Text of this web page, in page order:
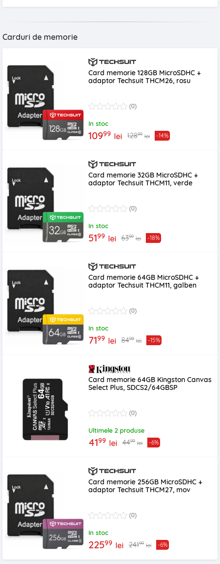
Carduri de memorie
Card memorie 128GB MicroSDHC +
adaptor Techsuit THCM26, rosu
(0)
In stoc
10999 lei 12899 lei -14%
Card memorie 32GB MicroSDHC +
adaptor Techsuit THCM11, verde
(0)
In stoc
5199 lei 6399 lei -18%
Card memorie 64GB MicroSDHC +
adaptor Techsuit THCM11, galben
(0)
In stoc
7199 lei 8499 lei -15%
Card memorie 64GB Kingston Canvas
Select Plus, SDCS2/64GBSP
(0)
Ultimele 2 produse
4199 lei 4499 lei -6%
Card memorie 256GB MicroSDHC +
adaptor Techsuit THCM27, mov
(0)
In stoc
22599 lei 24199 lei -6%